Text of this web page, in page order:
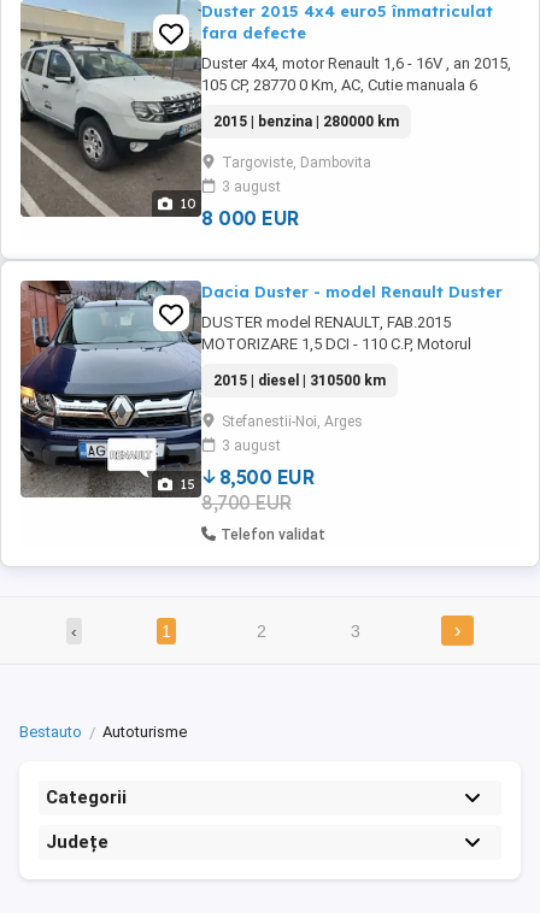
10
Duster 2015 4x4 euro5 înmatriculat
fara defecte
Duster 4x4, motor Renault 1,6 - 16V , an 2015,
105 CP, 28770 0 Km, AC, Cutie manuala 6
4x4 Block (adica blocant central 4x4 pentru
teren extrem de greu : noroi adinc, zapada
mare, gheata ). Geamuri electrice, Oglinzi
electrice (incalzite), Senzori presiune roti, ...
2015 | benzina | 280000 km
Targoviste, Dambovita
3 august
8 000 EUR
15
Dacia Duster - model Renault Duster
DUSTER model RENAULT, FAB.2015
MOTORIZARE 1,5 DCI - 110 C.P, Motorul
trepte de viteza, EURO 5 REVIZIILE toate
numai la service autorizat și numai în
ROMANIA Pret vanzare - 8700 EURO
(NEGOCIABIL); TEL. Km.reali 310500 DOTARI:
GPS - Navigatie originala ...
2015 | diesel | 310500 km
Stefanestii-Noi, Arges
3 august
8,500 EUR
8,700 EUR
Telefon validat
‹ 1 2 3 ›
Bestauto Autoturisme
Categorii
Județe